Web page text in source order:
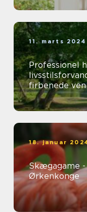
11. marts 2024
Professionel
firbenede ven
18. januar
Skægagame
Ørkenkonge